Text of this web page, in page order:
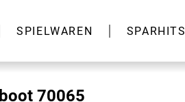
SPIELWAREN SPARHITS
70065